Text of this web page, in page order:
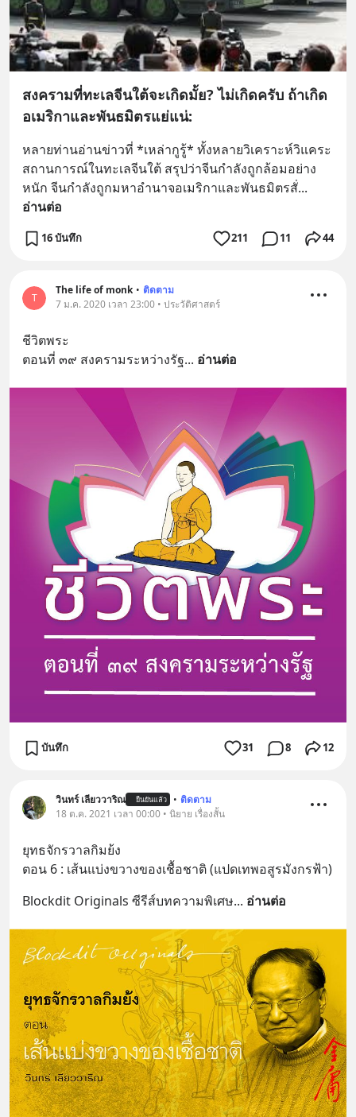
สงครามที่ทะเลจีนใต้จะเกิดมั้ย? ไม่เกิดครับ ถ้าเกิด
อเมริกาและพันธมิตรแย่แน่:
หลายท่านอ่านข่าวที่ *เหล่ากูรู้* ทั้งหลายวิเคราะห์วิแคระ
สถานการณ์ในทะเลจีนใต้ สรุปว่าจีนกำลังถูกล้อมอย่าง
หนัก จีนกำลังถูกมหาอำนาจอเมริกาและพันธมิตรสั่
อ่านต่อ
16 บันทึก 211 11 44
T
The life of monk • ติดตาม
7 ม.ค. 2020 เวลา 23:00 • ประวัติศาสตร์
ชีวิตพระ
ตอนที่ ๓๙ สงครามระหว่างรัฐ... อ่านต่อ
บันทึก 31 8 12
วินทร์ เลียววาริณ ยืนยันแล้ว • ติดตาม
18 ต.ค. 2021 เวลา 00:00 • นิยาย เรื่องสั้น
ยุทธจักรวาลกิมย้ง
ตอน 6 : เส้นแบ่งขวางของเชื้อชาติ (แปดเทพอสูรมังกรฟ้า)
Blockdit Originals ซีรีส์บทความพิเศษ... อ่านต่อ